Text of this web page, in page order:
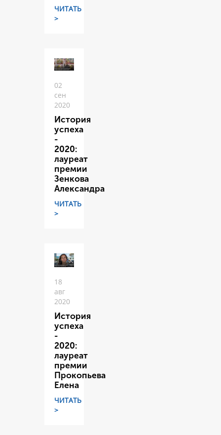
ЧИТАТЬ
>
02
сен
2020
История
успеха
-
2020:
лауреат
премии
Зенкова
Александра
ЧИТАТЬ
>
18
авг
2020
История
успеха
-
2020:
лауреат
премии
Прокопьева
Елена
ЧИТАТЬ
>